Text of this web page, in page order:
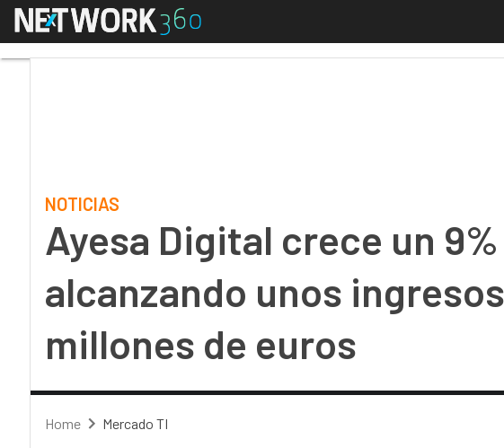
Menú Ayesa Digital crece un 9% en 2025,
NOTICIAS
Ayesa Digital crece un
alcanzando unos
millones de euros
Home Mercado TI